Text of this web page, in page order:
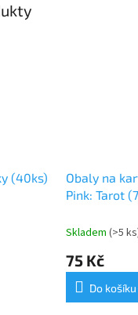
(40ks)
Obaly na
Pink: Tarot
Skladem (>5
75 Kč
Do košíku